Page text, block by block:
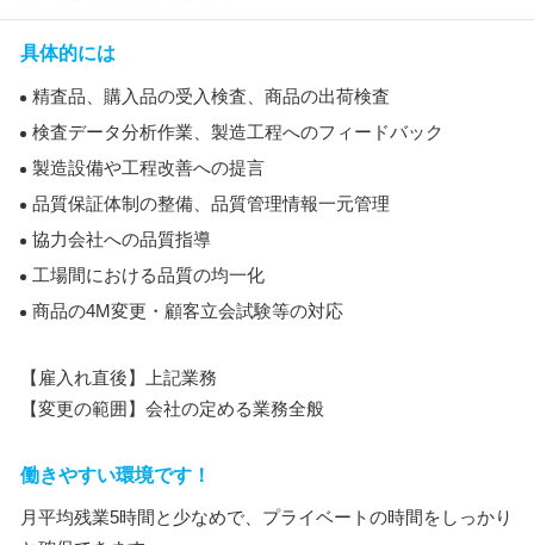
具体的には
精査品、購入品の受入検査、商品の出荷検査
検査データ分析作業、製造工程へのフィードバック
製造設備や工程改善への提言
品質保証体制の整備、品質管理情報一元管理
協力会社への品質指導
工場間における品質の均一化
商品の4M変更・顧客立会試験等の対応
【雇入れ直後】上記業務
【変更の範囲】会社の定める業務全般
働きやすい環境です！
月平均残業5時間と少なめで、プライベートの時間をしっかり